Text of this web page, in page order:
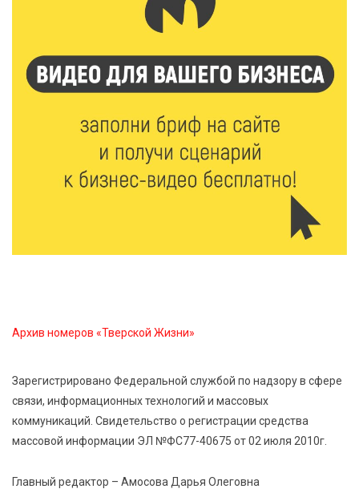
От Твери до Москвы: выставка художника
Владимира Васильева о героях СВО проходит в РГБ
6 Авг 2026 14:55 143
В Твери создали соединения для кормовых
добавок, повышающие продуктивность
сельхозживотных
6 Авг 2026 14:01 191
высокие зарплаты и как изменились доходы
6 Авг 2026 12:43 3767
компенсируют ипотеку
Архив номеров «Тверской Жизни»
Зарегистрировано Федеральной службой по надзору в сфере
связи, информационных технологий и массовых
коммуникаций. Свидетельство о регистрации средства
массовой информации ЭЛ №ФС77-40675 от 02 июля 2010г.
Главный редактор – Амосова Дарья Олеговна